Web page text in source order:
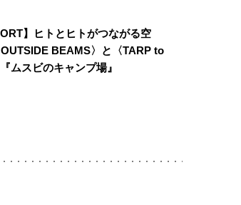
】ヒトとヒトがつながる空
BEAMS〉と〈TARP to
ムスビのキャンプ場』